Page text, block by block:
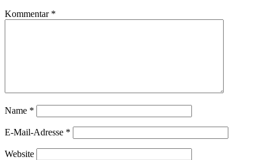
Kommentar *
Name *
E-Mail-Adresse *
Website